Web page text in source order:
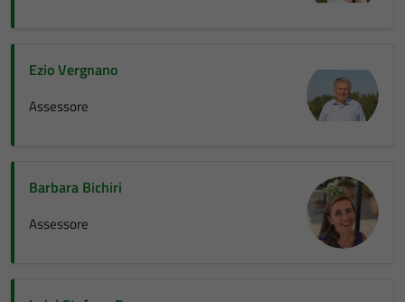
Ezio Vergnano
Assessore
Barbara Bichiri
Assessore